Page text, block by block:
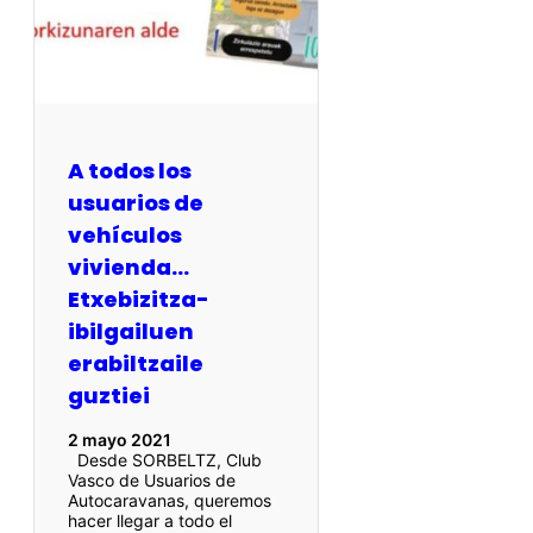
A todos los
usuarios de
vehículos
vivienda…
Etxebizitza-
ibilgailuen
erabiltzaile
guztiei
2 mayo 2021
Desde SORBELTZ, Club
Vasco de Usuarios de
Autocaravanas, queremos
hacer llegar a todo el